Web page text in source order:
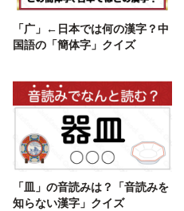
「广」←日本では何の漢字？中
国語の「簡体字」クイズ
「皿」の音読みは？「音読みを
知らない漢字」クイズ